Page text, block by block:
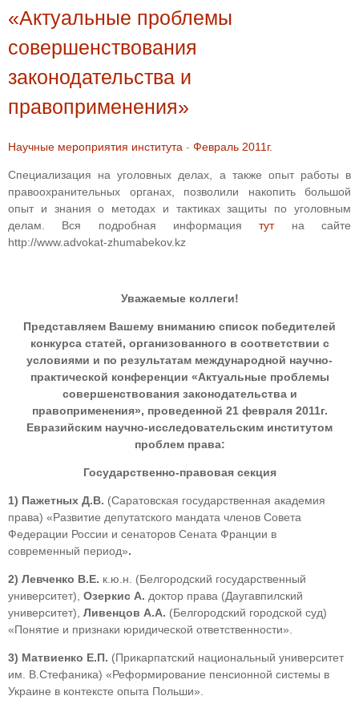
«Актуальные проблемы
совершенствования
законодательства и
правоприменения»
Научные мероприятия института - Февраль 2011г.
Специализация на уголовных делах, а также опыт работы в
правоохранительных органах, позволили накопить большой
опыт и знания о методах и тактиках защиты по уголовным
делам. Вся подробная информациятутна сайте
http://www.advokat-zhumabekov.kz
Уважаемые коллеги!
Представляем Вашему вниманию список победителей
конкурса статей, организованного в соответствии с
условиями и по результатам международной научно-
практической конференции «Актуальные проблемы
совершенствования законодательства и
правоприменения», проведенной 21 февраля 2011г.
Евразийским научно-исследовательским институтом
проблем права:
Государственно-правовая секция
1) Пажетных Д.В. (Саратовская государственная академия
права) «Развитие депутатского мандата членов Совета
Федерации России и сенаторов Сената Франции в
современный период».
2) Левченко В.Е. к.ю.н. (Белгородский государственный
университет), Озеркис А. доктор права (Даугавпилский
университет), Ливенцов А.А. (Белгородский городской суд)
«Понятие и признаки юридической ответственности».
3) Матвиенко Е.П. (Прикарпатский национальный университет
им. В.Стефаника) «Реформирование пенсионной системы в
Украине в контексте опыта Польши».